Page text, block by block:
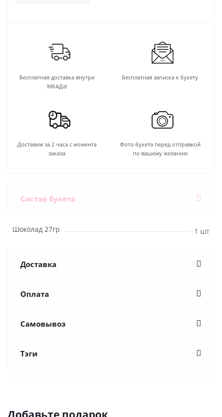
Бесплатная доставка внутри
МКАДа!
Бесплатная записка к букету
Доставим за 2 часа с момента
заказа
Фото букета перед отправкой
по вашему желанию
Состав букета
Шоколад 27гр 1 шт
Доставка
Оплата
Самовывоз
Тэги